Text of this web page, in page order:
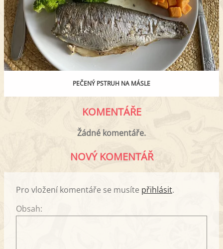
PEČENÝ PSTRUH NA MÁSLE
KOMENTÁŘE
Žádné komentáře.
NOVÝ KOMENTÁŘ
Pro vložení komentáře se musíte přihlásit.
Obsah: